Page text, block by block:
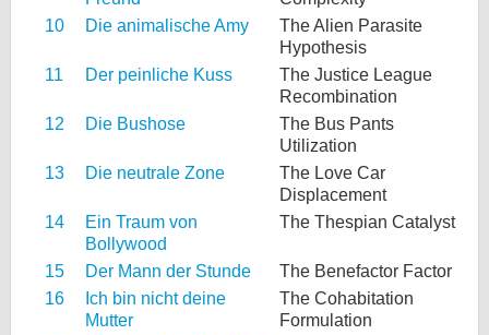
10
Die animalische Amy
The Alien Parasite
Hypothesis
11
Der peinliche Kuss
The Justice League
Recombination
12
Die Bushose
The Bus Pants
Utilization
13
Die neutrale Zone
The Love Car
Displacement
14
Ein Traum von
Bollywood
The Thespian Catalyst
15 Der Mann der Stunde
The Benefactor Factor
16
Ich bin nicht deine
Mutter
The Cohabitation
Formulation